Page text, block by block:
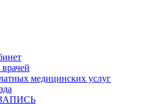
медицинских услуг